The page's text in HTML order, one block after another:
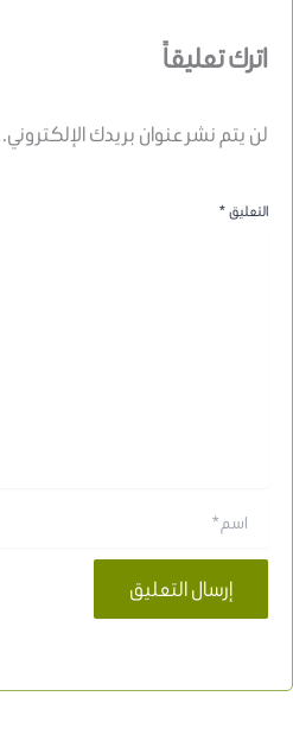
اترك تعليقاً
لن يتم نشر عنوان بريدك الإلكتروني.
التعليق*